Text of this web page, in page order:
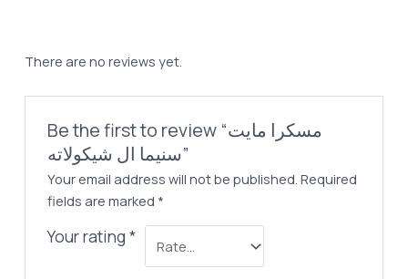
quantity
There are no reviews yet.
Be the first to review “مسكرا مايت
سنيما ال شيكولاته”
Your email address will not be published. Required
fields are marked *
Your rating*